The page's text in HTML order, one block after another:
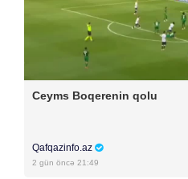
Ceyms Boqerenin qolu
Qafqazinfo.az
2 gün öncə 21:49